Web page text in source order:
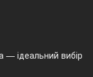
— ідеальний вибір